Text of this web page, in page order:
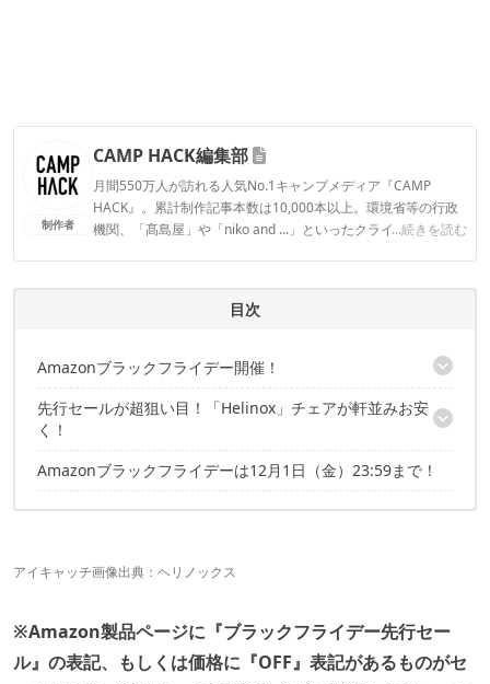
制作者
CAMP HACK編集部
月間550万人が訪れる人気No.1キャンプメディア『CAMP
HACK』。累計制作記事本数は10,000本以上。環境省等の行政
機関、「髙島屋」や「niko and ...」といったクライアントとの
...続きを読む
CAMP HACK編集部のプロフィール
目次
Amazonブラックフライデー開催！
ブラックフライデーはこちらの記事でも紹介中！
先行セールが超狙い目！「Helinox」チェアが軒並みお安
く！
オプションアイテムも！
Amazonブラックフライデーは12月1日（金）23:59まで！
アイキャッチ画像出典： ヘリノックス
※Amazon製品ページに『ブラックフライデー先行セー
ル』の表記、もしくは価格に『OFF』表記があるものがセ